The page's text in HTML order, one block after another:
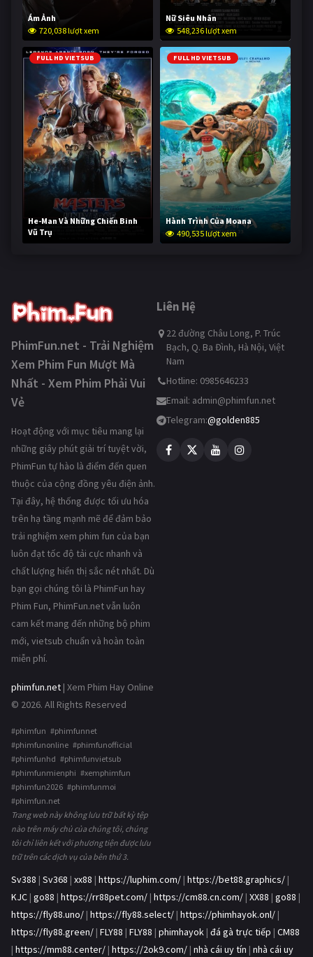
Ám Ảnh
720,038 lượt xem
Nữ Siêu Nhân
548,236 lượt xem
FULL HD VIETSUB
He-Man Và Những Chiến Binh
Vũ Trụ
239,258 lượt xem
FULL HD VIETSUB
Hành Trình Của Moana
490,535 lượt xem
PhimFun.net - Trải Nghiệm
Xem Phim Fun Mượt Mà
Nhất - Xem Phim Phải Vui
Vẻ
Hoạt động với mục tiêu mang lại
những giây phút giải trí tuyệt vời,
PhimFun tự hào là điểm đến quen
thuộc của cộng đồng yêu điện ảnh.
Tại đây, hệ thống được tối ưu hóa
trên hạ tầng mạnh mẽ để đảm bảo
trải nghiệm xem phim fun của bạn
luôn đạt tốc độ tải cực nhanh và
chất lượng hiển thị sắc nét nhất. Dù
bạn gọi chúng tôi là PhimFun hay
Phim Fun, PhimFun.net vẫn luôn
cam kết mang đến những bộ phim
mới, vietsub chuẩn và hoàn toàn
miễn phí.
phimfun.net | Xem Phim Hay Online
© 2026. All Rights Reserved
#phimfun #phimfunnet
#phimfunonline #phimfunofficial
#phimfunhd #phimfunvietsub
#phimfunmienphi #xemphimfun
#phimfun2026 #phimfunmoi
#phimfun.net
Trang web này không lưu trữ bất kỳ tệp
nào trên máy chủ của chúng tôi, chúng
tôi chỉ liên kết với phương tiện được lưu
trữ trên các dịch vụ của bên thứ 3.
Liên Hệ
22 đường Châu Long, P. Trúc
Bạch, Q. Ba Đình, Hà Nội, Việt
Nam
Hotline: 0985646233
Email: admin@phimfun.net
Telegram:@golden885
Sv388 | Sv368 | xx88 | https://luphim.com/ | https://bet88.graphics/ |
KJC | go88 | https://rr88pet.com/ | https://cm88.cn.com/ | XX88 | go88 |
https://fly88.uno/ | https://fly88.select/ | https://phimhayok.onl/ |
https://fly88.green/ | FLY88 | FLY88 | phimhayok | đá gà trực tiếp | CM88
| https://mm88.center/ | https://2ok9.com/ | nhà cái uy tín | nhà cái uy